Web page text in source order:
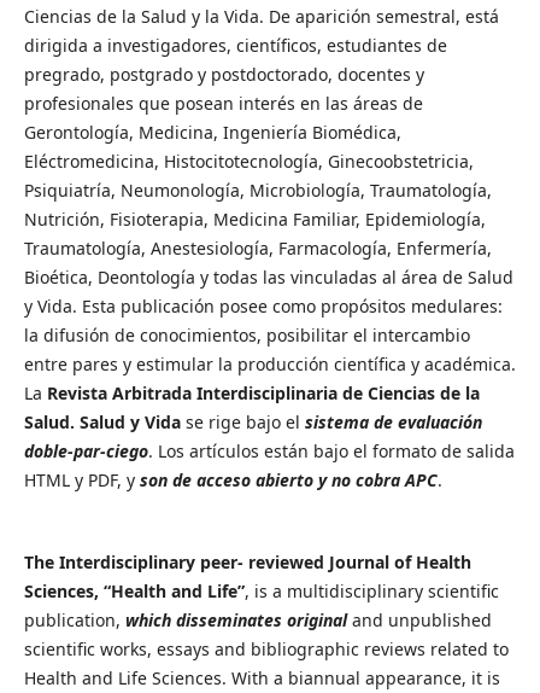
Ciencias de la Salud y la Vida. De aparición semestral, está
dirigida a investigadores, científicos, estudiantes de
pregrado, postgrado y postdoctorado, docentes y
profesionales que posean interés en las áreas de
Gerontología, Medicina, Ingeniería Biomédica,
Eléctromedicina, Histocitotecnología, Ginecoobstetricia,
Psiquiatría, Neumonología, Microbiología, Traumatología,
Nutrición, Fisioterapia, Medicina Familiar, Epidemiología,
Traumatología, Anestesiología, Farmacología, Enfermería,
Bioética, Deontología y todas las vinculadas al área de Salud
y Vida. Esta publicación posee como propósitos medulares:
la difusión de conocimientos, posibilitar el intercambio
entre pares y estimular la producción científica y académica.
La Revista Arbitrada Interdisciplinaria de Ciencias de la
Salud. Salud y Vidase rige bajo el sistema de evaluación
doble-par-ciego. Los artículos están bajo el formato de salida
HTML y PDF, y son de acceso abierto y no cobra APC.
The Interdisciplinary peer- reviewed Journal of Health
Sciences, “Health and Life”, is a multidisciplinary scientific
publication, which disseminates originaland unpublished
scientific works, essays and bibliographic reviews related to
Health and Life Sciences. With a biannual appearance, it is